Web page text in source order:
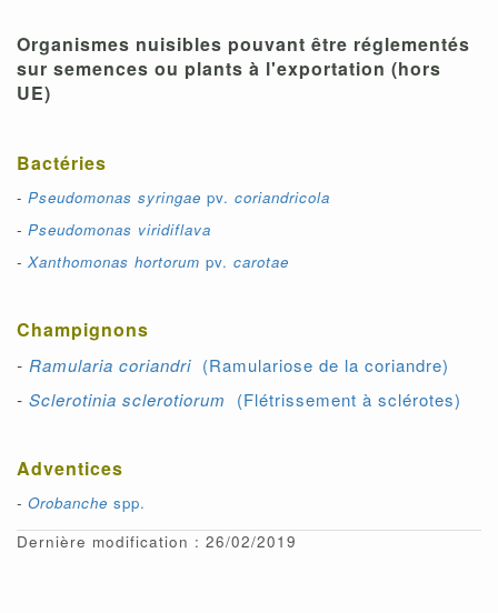
Organismes nuisibles pouvant être réglementés
sur semences ou plants à l'exportation (hors
UE)
Bactéries
- Pseudomonas syringae pv. coriandricola
- Pseudomonas viridiflava
- Xanthomonas hortorum pv. carotae
Champignons
- Ramularia coriandri (Ramulariose de la coriandre)
- Sclerotinia sclerotiorum (Flétrissement à sclérotes)
Adventices
- Orobanche spp.
Dernière modification : 26/02/2019